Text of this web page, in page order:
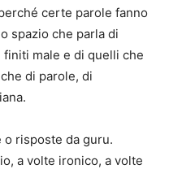
certe parole fanno
spazio che parla di
male e di quelli che
di parole, di
risposte da guru.
a volte ironico, a volte